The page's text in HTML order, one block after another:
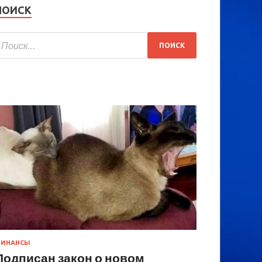
закон о новом